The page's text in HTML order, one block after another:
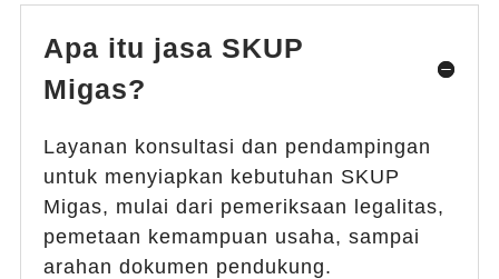
Apa itu jasa SKUP
Migas?
Layanan konsultasi dan pendampingan
untuk menyiapkan kebutuhan SKUP
Migas, mulai dari pemeriksaan legalitas,
pemetaan kemampuan usaha, sampai
arahan dokumen pendukung.